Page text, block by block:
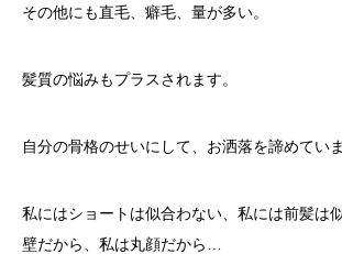
その他にも直毛、癖毛、量が多い。
髪質の悩みもプラスされます。
自分の骨格のせいにして、お洒落を諦めてい
私にはショートは似合わない、私には前髪は
壁だから、私は丸顔だから…